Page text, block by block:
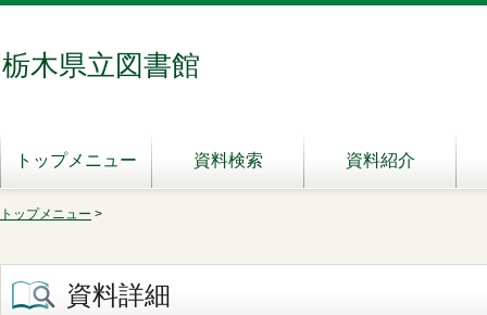
栃木県立図書館
トップメニュー 資料検索 資料紹介
トップメニュー >
資料詳細